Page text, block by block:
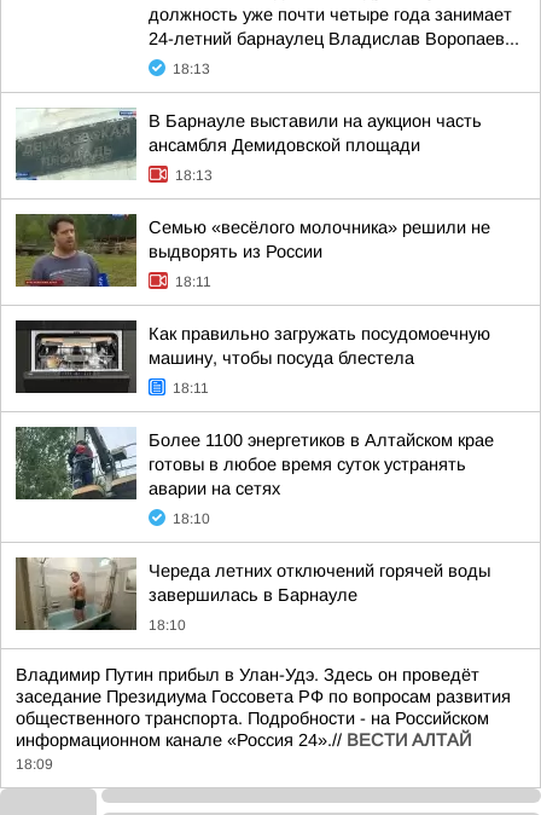
должность уже почти четыре года занимает
24-летний барнаулец Владислав Воропаев...
18:13
В Барнауле выставили на аукцион часть
ансамбля Демидовской площади
18:13
Семью «весёлого молочника» решили не
выдворять из России
18:11
Как правильно загружать посудомоечную
машину, чтобы посуда блестела
18:11
Более 1100 энергетиков в Алтайском крае
готовы в любое время суток устранять
аварии на сетях
18:10
Череда летних отключений горячей воды
завершилась в Барнауле
18:10
Владимир Путин прибыл в Улан-Удэ. Здесь он проведёт
заседание Президиума Госсовета РФ по вопросам развития
общественного транспорта. Подробности - на Российском
информационном канале «Россия 24».// ВЕСТИ АЛТАЙ
18:09